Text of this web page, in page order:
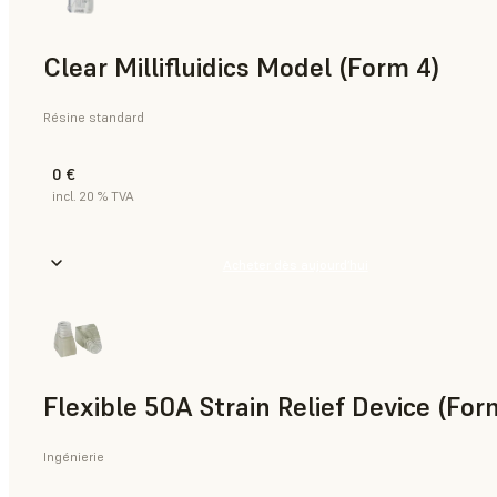
Clear Millifluidics Model (Form 4)
Résine standard
0 €
incl. 20 % TVA
Flexible 50A Strain Relief Device
Ingénierie